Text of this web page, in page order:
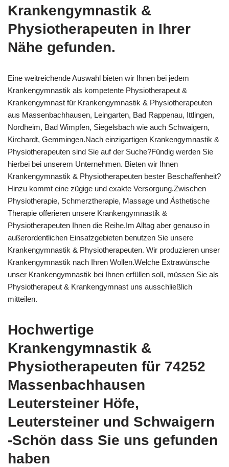
Krankengymnastik &
Physiotherapeuten in Ihrer
Nähe gefunden.
Eine weitreichende Auswahl bieten wir Ihnen bei jedem
Krankengymnastik als kompetente Physiotherapeut &
Krankengymnast für Krankengymnastik & Physiotherapeuten
aus Massenbachhausen, Leingarten, Bad Rappenau, Ittlingen,
Nordheim, Bad Wimpfen, Siegelsbach wie auch Schwaigern,
Kirchardt, Gemmingen.Nach einzigartigen Krankengymnastik &
Physiotherapeuten sind Sie auf der Suche?Fündig werden Sie
hierbei bei unserem Unternehmen. Bieten wir Ihnen
Krankengymnastik & Physiotherapeuten bester Beschaffenheit?
Hinzu kommt eine zügige und exakte Versorgung.Zwischen
Physiotherapie, Schmerztherapie, Massage und Ästhetische
Therapie offerieren unsere Krankengymnastik &
Physiotherapeuten Ihnen die Reihe.Im Alltag aber genauso in
außerordentlichen Einsatzgebieten benutzen Sie unsere
Krankengymnastik & Physiotherapeuten. Wir produzieren unser
Krankengymnastik nach Ihren Wollen.Welche Extrawünsche
unser Krankengymnastik bei Ihnen erfüllen soll, müssen Sie als
Physiotherapeut & Krankengymnast uns ausschließlich
mitteilen.
Hochwertige
Krankengymnastik &
Physiotherapeuten für 74252
Massenbachhausen
Leutersteiner Höfe,
Leutersteiner und Schwaigern
-Schön dass Sie uns gefunden
haben